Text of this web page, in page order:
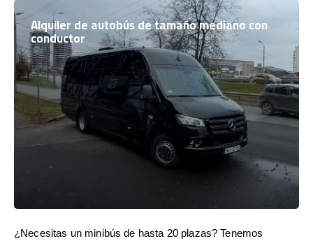
Alquiler de autobús de tamaño mediano con
conductor
¿Necesitas un minibús de hasta 20 plazas? Tenemos